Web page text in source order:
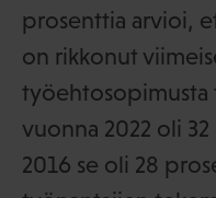
prosenttia arvioi,
on rikkonut
työehtosopimusta
vuonna 2022 oli
2016 se oli 28